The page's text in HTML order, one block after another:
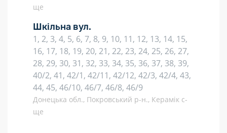
ще
Шкільна вул.
1, 2, 3, 4, 5, 6, 7, 8, 9, 10, 11, 12, 13, 14, 15,
16, 17, 18, 19, 20, 21, 22, 23, 24, 25, 26, 27,
28, 29, 30, 31, 32, 33, 34, 35, 36, 37, 38, 39,
40/2, 41, 42/1, 42/11, 42/12, 42/3, 42/4, 43,
44, 45, 46/10, 46/7, 46/8, 46/9
Донецька обл., Покровський р-н., Керамік с-
ще